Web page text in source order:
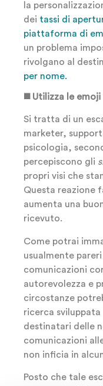
la
dei tassi di
piattaforma di
un problema
rivolgano al
per nome.
◼️ Utilizza le emoji
Si tratta di un
marketer,
psicologia,
percepiscono gli
propri visi che
Questa reazione
aumenta una
ricevuto.
Come potrai
usualmente
comunicazioni
autorevolezza e
circostanze
ricerca
destinatari delle
comunicazioni
non inficia in
Posto che tale